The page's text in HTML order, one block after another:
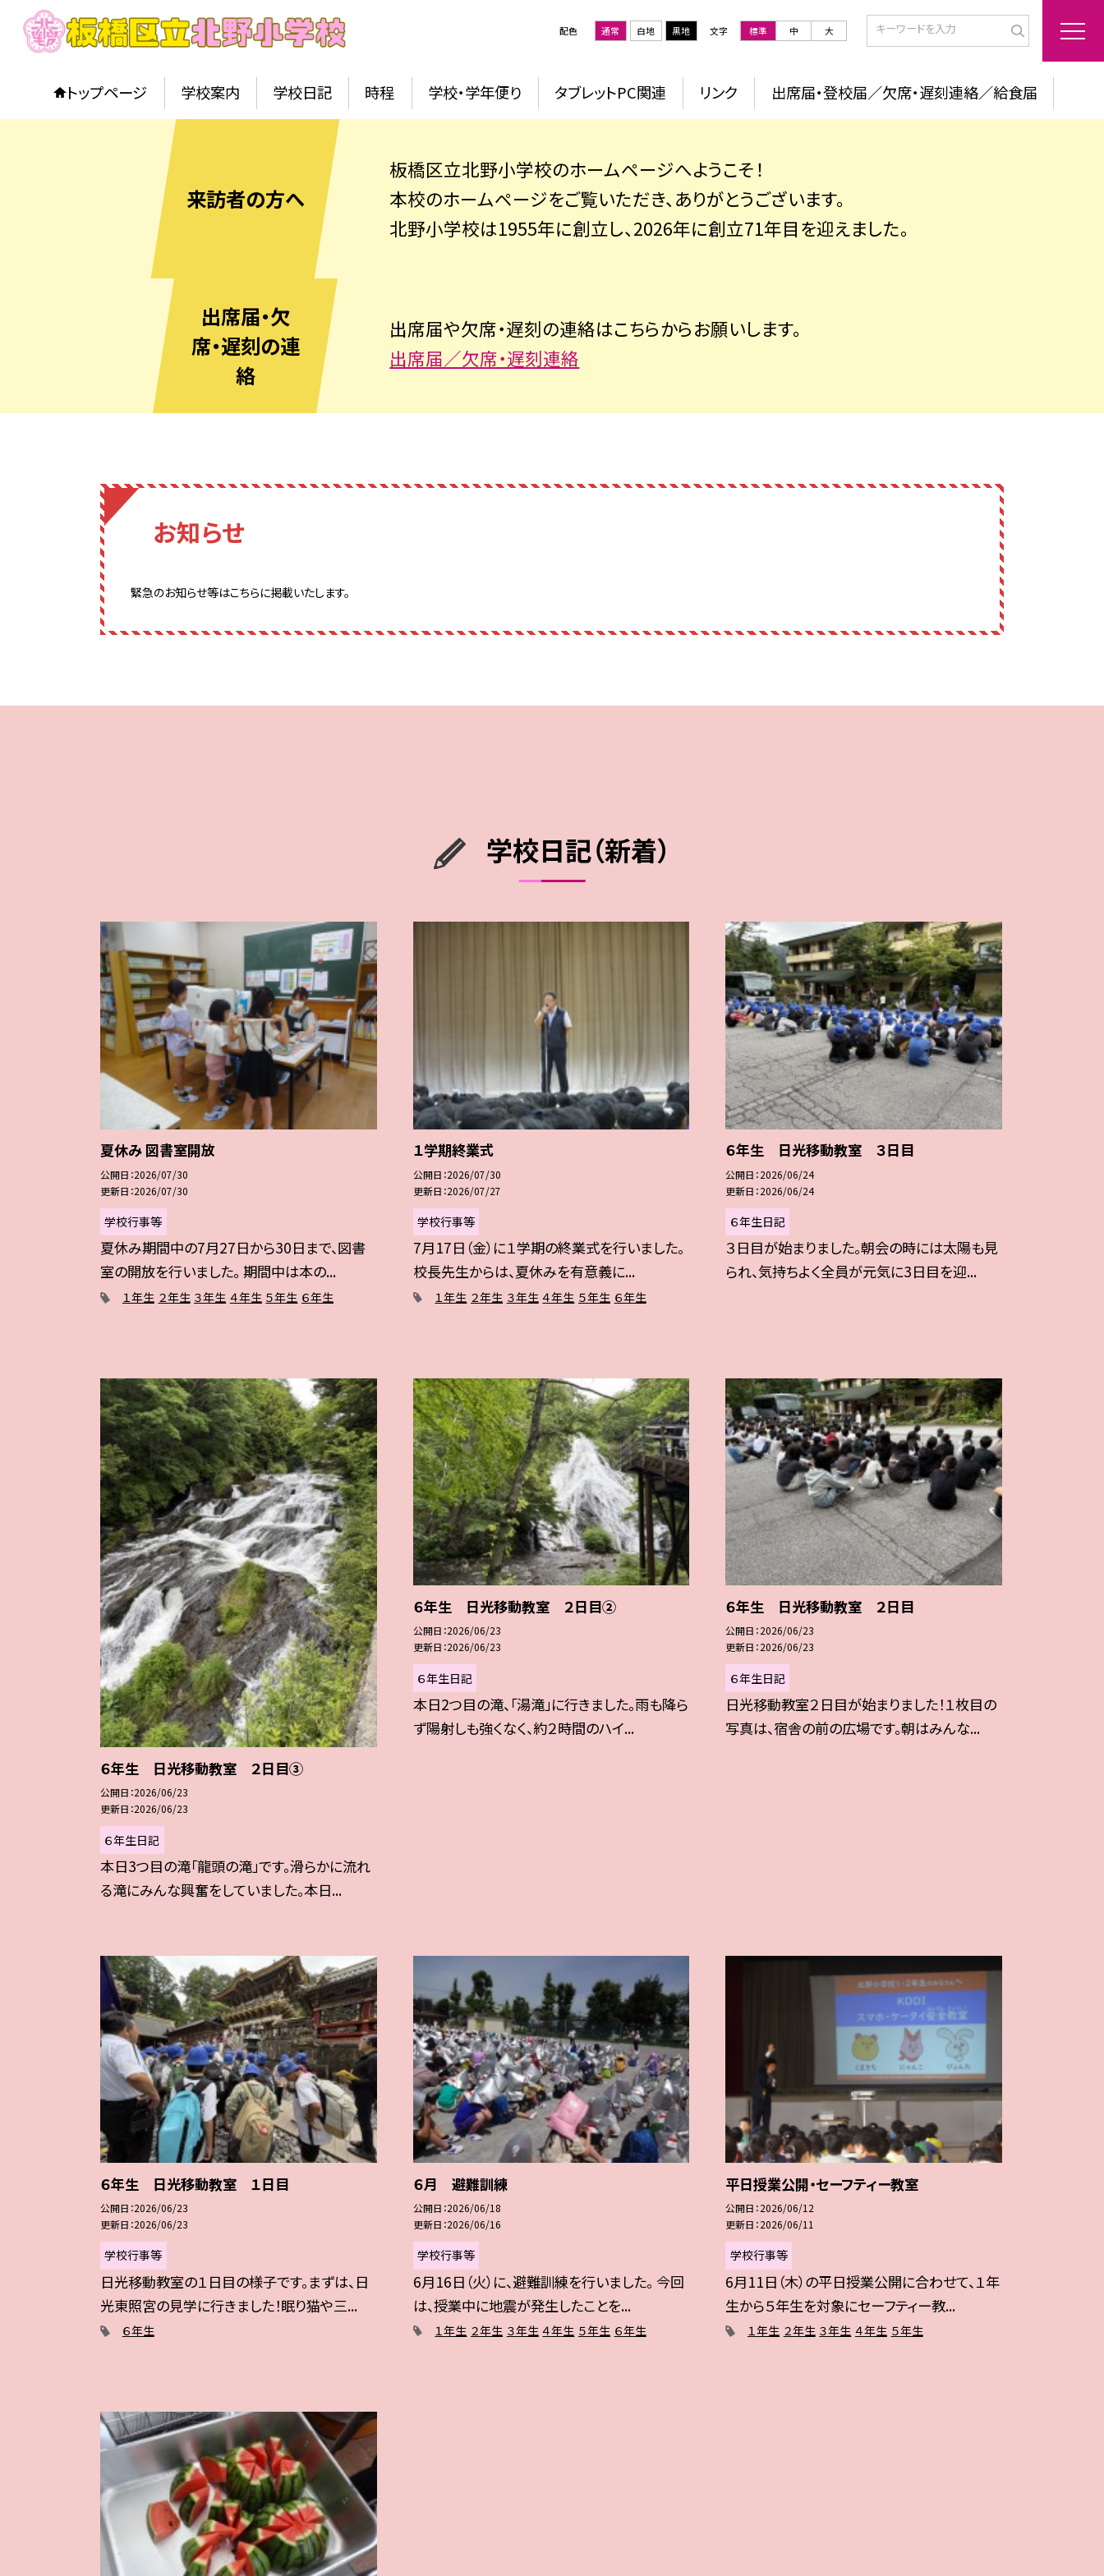
配色 通常 白地 黒地 文字 標準 中 大
トップページ 学校案内 学校日記 時程 学校・学年便り タブレットPC関連 リンク 出席届・登校届／欠席・遅刻連絡／給食届
来訪者の方へ
板橋区立北野小学校のホームページへようこそ！
本校のホームページをご覧いただき、ありがとうございます。
北野小学校は1955年に創立し、2026年に創立71年目を迎えました。
出席届・欠
席・遅刻の連
絡
出席届や欠席・遅刻の連絡はこちらからお願いします。
出席届／欠席・遅刻連絡
お知らせ
緊急のお知らせ等はこちらに掲載いたします。
学校日記（新着）
夏休み 図書室開放
公開日 2026/07/30
更新日 2026/07/30
学校行事等
夏休み期間中の7月27日から30日まで、図書
室の開放を行いました。 期間中は本の...
１年生 ２年生 ３年生 ４年生 ５年生 ６年生
１学期終業式
公開日 2026/07/30
更新日 2026/07/27
学校行事等
7月17日（金）に１学期の終業式を行いました。
校長先生からは、夏休みを有意義に...
１年生 ２年生 ３年生 ４年生 ５年生 ６年生
６年生 日光移動教室 ３日目
公開日 2026/06/24
更新日 2026/06/24
６年生日記
３日目が始まりました。朝会の時には太陽も見
られ、気持ちよく全員が元気に3日目を迎...
６年生 日光移動教室 ２日目③
公開日 2026/06/23
更新日 2026/06/23
６年生日記
本日3つ目の滝「龍頭の滝」です。滑らかに流れ
る滝にみんな興奮をしていました。本日...
６年生 日光移動教室 ２日目②
公開日 2026/06/23
更新日 2026/06/23
６年生日記
本日2つ目の滝、「湯滝」に行きました。雨も降ら
ず陽射しも強くなく、約２時間のハイ...
６年生 日光移動教室 ２日目
公開日 2026/06/23
更新日 2026/06/23
６年生日記
日光移動教室２日目が始まりました！１枚目の
写真は、宿舎の前の広場です。朝はみんな...
６年生 日光移動教室 １日目
公開日 2026/06/23
更新日 2026/06/23
学校行事等
日光移動教室の１日目の様子です。まずは、日
光東照宮の見学に行きました！眠り猫や三...
６年生
６月 避難訓練
公開日 2026/06/18
更新日 2026/06/16
学校行事等
6月16日（火）に、避難訓練を行いました。 今回
は、授業中に地震が発生したことを...
１年生 ２年生 ３年生 ４年生 ５年生 ６年生
平日授業公開・セーフティー教室
公開日 2026/06/12
更新日 2026/06/11
学校行事等
6月11日（木）の平日授業公開に合わせて、１年
生から５年生を対象にセーフティー教...
１年生 ２年生 ３年生 ４年生 ５年生